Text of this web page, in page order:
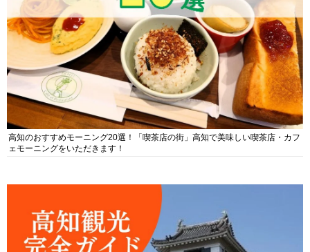
高知のおすすめモーニング20選！「喫茶店の街」高知で美味しい喫茶店・カフ
ェモーニングをいただきます！